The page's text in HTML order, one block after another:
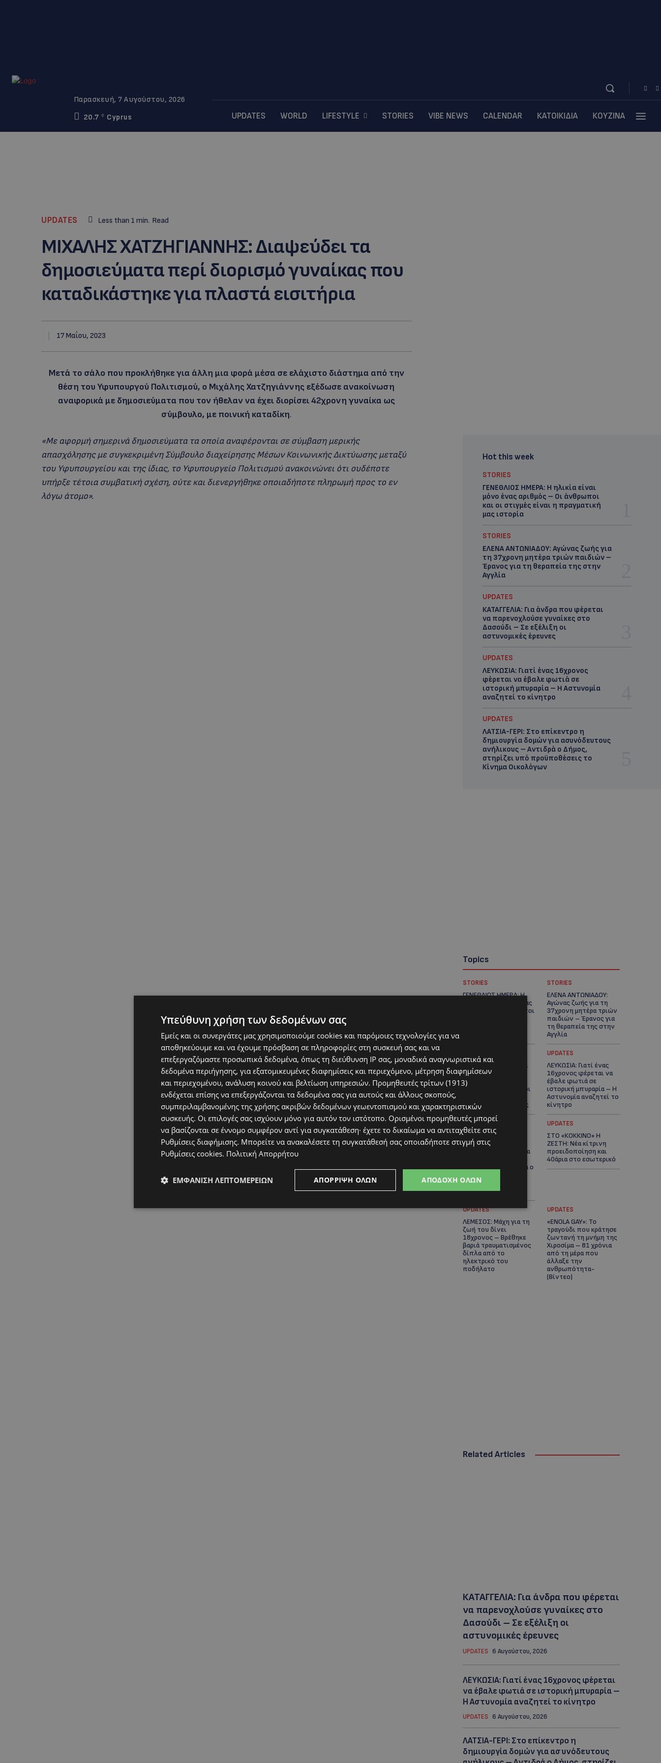
Παρασκευή, 7 Αυγούστου, 2026
20.7
C Cyprus UPDATES WORLD LIFESTYLE STORIES VIBE NEWS CALENDAR ΚΑΤΟΙΚΙΔΙΑ ΚΟΥΖΙΝΑ
UPDATES Less than 1 min. Read
ΜΙΧAΛΗΣ ΧΑΤΖΗΓΙΑΝΝΗΣ: Διαψεύδει τα
δημοσιεύματα περί διορισμό γυναίκας που
καταδικάστηκε για πλαστά εισιτήρια
17 Μαΐου, 2023
Μετά το σάλο που προκλήθηκε για άλλη μια φορά μέσα σε ελάχιστο διάστημα από την
θέση του Υφυπουργού Πολιτισμού, ο Μιχάλης Χατζηγιάννης εξέδωσε ανακοίνωση
αναφορικά με δημοσιεύματα που τον ήθελαν να έχει διορίσει 42χρονη γυναίκα ως
σύμβουλο, με ποινική καταδίκη.
«Με αφορμή σημερινά δημοσιεύματα τα οποία αναφέρονται σε σύμβαση μερικής
απασχόλησης με συγκεκριμένη Σύμβουλο διαχείρησης Μέσων Κοινωνικής Δικτύωσης μεταξύ
του Υφυπουργείου και της ίδιας, το Υφυπουργείο Πολιτισμού ανακοινώνει ότι ουδέποτε
υπήρξε τέτοια συμβατική σχέση, ούτε και διενεργήθηκε οποιαδήποτε πληρωμή προς το εν
λόγω άτομο».
Hot this week
STORIES
ΓΕΝΕΘΛΙΟΣ ΗΜΕΡΑ: Η ηλικία είναι
μόνο ένας αριθμός – Οι άνθρωποι
και οι στιγμές είναι η πραγματική
μας ιστορία
STORIES
ΕΛΕΝΑ ΑΝΤΩΝΙΑΔΟΥ: Αγώνας ζωής για
τη 37χρονη μητέρα τριών παιδιών –
Έρανος για τη θεραπεία της στην
Αγγλία
UPDATES
ΚΑΤΑΓΓΕΛΙΑ: Για άνδρα που φέρεται
να παρενοχλούσε γυναίκες στο
Δασούδι – Σε εξέλιξη οι
αστυνομικές έρευνες
UPDATES
ΛΕΥΚΩΣΙΑ: Γιατί ένας 16χρονος
φέρεται να έβαλε φωτιά σε
ιστορική μπυραρία – Η Αστυνομία
αναζητεί το κίνητρο
UPDATES
ΛΑΤΣΙΑ-ΓΕΡΙ: Στο επίκεντρο η
δημιουργία δομών για ασυνόδευτους
ανήλικους – Αντιδρά ο Δήμος,
στηρίζει υπό προϋποθέσεις το
Κίνημα Οικολόγων
Topics
STORIES
ΓΕΝΕΘΛΙΟΣ ΗΜΕΡΑ: Η
ηλικία είναι μόνο ένας
αριθμός – Οι άνθρωποι
STORIES
ΕΛΕΝΑ ΑΝΤΩΝΙΑΔΟΥ:
Αγώνας ζωής για τη
37χρονη μητέρα τριών
παιδιών – Έρανος για
τη θεραπεία της στην
Αγγλία
ΚΑΤΑΓΓΕΛΙΑ: Για άνδρα
που φέρεται να
παρενοχλούσε
γυναίκες στο Δασούδι
αστυνομικές έρευνες
UPDATES
ΛΕΥΚΩΣΙΑ: Γιατί ένας
16χρονος φέρεται να
έβαλε φωτιά σε
ιστορική μπυραρία – Η
Αστυνομία αναζητεί το
κίνητρο
UPDATES
ΛΑΤΣΙΑ-ΓΕΡΙ: Στο
επίκεντρο η
δημιουργία δομών για
ανήλικους – Αντιδρά ο
προϋποθέσεις το
Κίνημα Οικολόγων
UPDATES
ΣΤΟ «ΚΟΚΚΙΝΟ» Η
ΖΕΣΤΗ: Νέα κίτρινη
προειδοποίηση και
40άρια στο εσωτερικό
UPDATES
ΛΕΜΕΣΟΣ: Μάχη για τη
ζωή του δίνει
18χρονος – Βρέθηκε
βαριά τραυματισμένος
δίπλα από το
ηλεκτρικό του
ποδήλατο
UPDATES
«ENOLA GAY»: Το
τραγούδι που κράτησε
ζωντανή τη μνήμη της
Χιροσίμα – 81 χρόνια
από τη μέρα που
άλλαξε την
ανθρωπότητα-
(Bίντεο)
Related Articles
ΚΑΤΑΓΓΕΛΙΑ: Για άνδρα που φέρεται
να παρενοχλούσε γυναίκες στο
Δασούδι – Σε εξέλιξη οι
αστυνομικές έρευνες
UPDATES 6 Αυγούστου, 2026
ΛΕΥΚΩΣΙΑ: Γιατί ένας 16χρονος φέρεται
να έβαλε φωτιά σε ιστορική μπυραρία –
Η Αστυνομία αναζητεί το κίνητρο
UPDATES 6 Αυγούστου, 2026
ΛΑΤΣΙΑ-ΓΕΡΙ: Στο επίκεντρο η
δημιουργία δομών για ασυνόδευτους
Υπεύθυνη χρήση των δεδομένων σας
Εμείς και οι συνεργάτες μας χρησιμοποιούμε cookies και παρόμοιες τεχνολογίες για να
αποθηκεύουμε και να έχουμε πρόσβαση σε πληροφορίες στη συσκευή σας και να
επεξεργαζόμαστε προσωπικά δεδομένα, όπως τη διεύθυνση IP σας, μοναδικά αναγνωριστικά και
δεδομένα περιήγησης, για εξατομικευμένες διαφημίσεις και περιεχόμενο, μέτρηση διαφημίσεων
και περιεχομένου, ανάλυση κοινού και βελτίωση υπηρεσιών. Προμηθευτές τρίτων (1913)
ενδέχεται επίσης να επεξεργάζονται τα δεδομένα σας για αυτούς και άλλους σκοπούς,
συμπεριλαμβανομένης της χρήσης ακριβών δεδομένων γεωεντοπισμού και χαρακτηριστικών
συσκευής. Οι επιλογές σας ισχύουν μόνο για αυτόν τον ιστότοπο. Ορισμένοι προμηθευτές μπορεί
να βασίζονται σε έννομο συμφέρον αντί για συγκατάθεση· έχετε το δικαίωμα να αντιταχθείτε στις
Ρυθμίσεις διαφήμισης. Μπορείτε να ανακαλέσετε τη συγκατάθεσή σας οποιαδήποτε στιγμή στις
Ρυθμίσεις cookies. Πολιτική Απορρήτου
ΑΠΟΔΟΧΉ ΌΛΩΝ
ΑΠΌΡΡΙΨΗ ΌΛΩΝ
ΕΜΦΆΝΙΣΗ ΛΕΠΤΟΜΕΡΕΙΏΝ